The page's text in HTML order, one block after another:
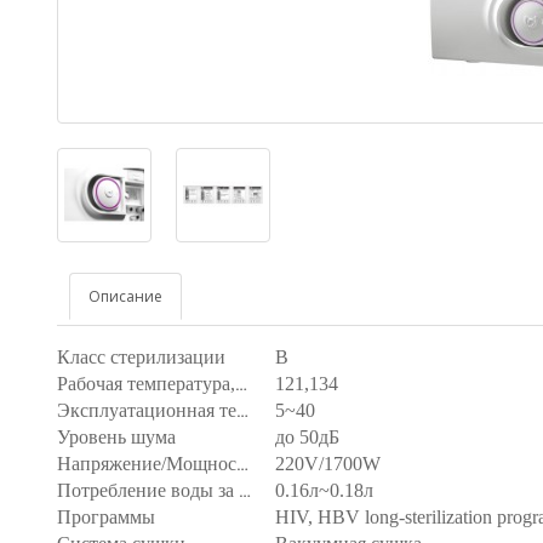
Описание
Класс стерилизации
B
Рабочая температура,
121,134
Эксплуатационная температура,
5~40
Уровень шума
до 50дБ
Напряжение/Мощность
220V/1700W
Потребление воды за цикл
0.16л~0.18л
Программы
HIV, HBV long-sterilization